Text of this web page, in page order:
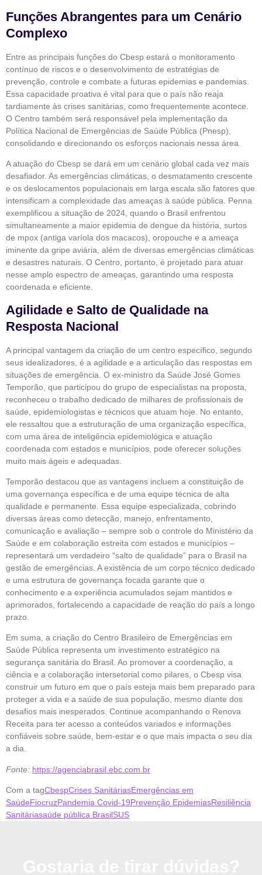
Funções Abrangentes para um Cenário
Complexo
Entre as principais funções do Cbesp estará o monitoramento
contínuo de riscos e o desenvolvimento de estratégias de
prevenção, controle e combate a futuras epidemias e pandemias.
Essa capacidade proativa é vital para que o país não reaja
tardiamente às crises sanitárias, como frequentemente acontece.
O Centro também será responsável pela implementação da
Política Nacional de Emergências de Saúde Pública (Pnesp),
consolidando e direcionando os esforços nacionais nessa área.
A atuação do Cbesp se dará em um cenário global cada vez mais
desafiador. As emergências climáticas, o desmatamento crescente
e os deslocamentos populacionais em larga escala são fatores que
intensificam a complexidade das ameaças à saúde pública. Penna
exemplificou a situação de 2024, quando o Brasil enfrentou
simultaneamente a maior epidemia de dengue da história, surtos
de mpox (antiga varíola dos macacos), oropouche e a ameaça
iminente da gripe aviária, além de diversas emergências climáticas
e desastres naturais. O Centro, portanto, é projetado para atuar
nesse amplo espectro de ameaças, garantindo uma resposta
coordenada e eficiente.
Agilidade e Salto de Qualidade na
Resposta Nacional
A principal vantagem da criação de um centro específico, segundo
seus idealizadores, é a agilidade e a articulação das respostas em
situações de emergência. O ex-ministro da Saúde José Gomes
Temporão, que participou do grupo de especialistas na proposta,
reconheceu o trabalho dedicado de milhares de profissionais de
saúde, epidemiologistas e técnicos que atuam hoje. No entanto,
ele ressaltou que a estruturação de uma organização específica,
com uma área de inteligência epidemiológica e atuação
coordenada com estados e municípios, pode oferecer soluções
muito mais ágeis e adequadas.
Temporão destacou que as vantagens incluem a constituição de
uma governança específica e de uma equipe técnica de alta
qualidade e permanente. Essa equipe especializada, cobrindo
diversas áreas como detecção, manejo, enfrentamento,
comunicação e avaliação – sempre sob o controle do Ministério da
Saúde e em colaboração estreita com estados e municípios –
representará um verdadeiro “salto de qualidade” para o Brasil na
gestão de emergências. A existência de um corpo técnico dedicado
e uma estrutura de governança focada garante que o
conhecimento e a experiência acumulados sejam mantidos e
aprimorados, fortalecendo a capacidade de reação do país a longo
prazo.
Em suma, a criação do Centro Brasileiro de Emergências em
Saúde Pública representa um investimento estratégico na
segurança sanitária do Brasil. Ao promover a coordenação, a
ciência e a colaboração intersetorial como pilares, o Cbesp visa
construir um futuro em que o país esteja mais bem preparado para
proteger a vida e a saúde de sua população, mesmo diante dos
desafios mais inesperados. Continue acompanhando o Renova
Receita para ter acesso a conteúdos variados e informações
confiáveis sobre saúde, bem-estar e o que mais impacta o seu dia
a dia.
Fonte: https://agenciabrasil.ebc.com.br
Com a tagCbespCrises SanitáriasEmergências em
SaúdeFiocruzPandemia Covid-19Prevenção EpidemiasResiliência
Sanitáriasaúde pública BrasilSUS